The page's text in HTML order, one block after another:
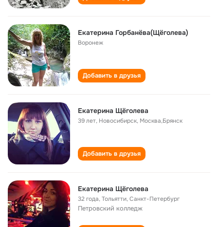
Екатерина Горбанёва(Щёголева)
Воронеж
Добавить в друзья
Екатерина Щёголева
39 лет, Новосибирск, Москва,Брянск
Добавить в друзья
Екатерина Щёголева
32 года,Тольятти, Санкт-Петербург
Петровский колледж